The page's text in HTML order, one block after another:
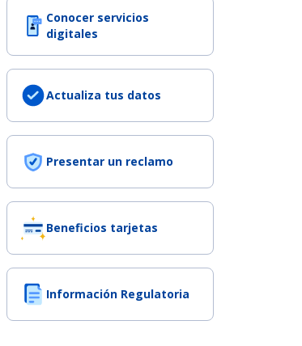
Conocer servicios
digitales
Actualiza tus datos
Presentar un reclamo
Beneficios tarjetas
Información Regulatoria